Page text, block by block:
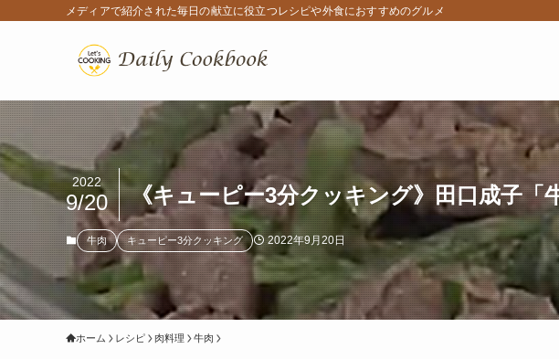
メディアで紹介された毎日の献立に役立つレシピや外食におすすめのグルメ
《キューピー3分クッキング》田口成子
2022
9/20
牛肉 キューピー3分クッキング 2022年9月20日
ホーム レシピ 肉料理 牛肉